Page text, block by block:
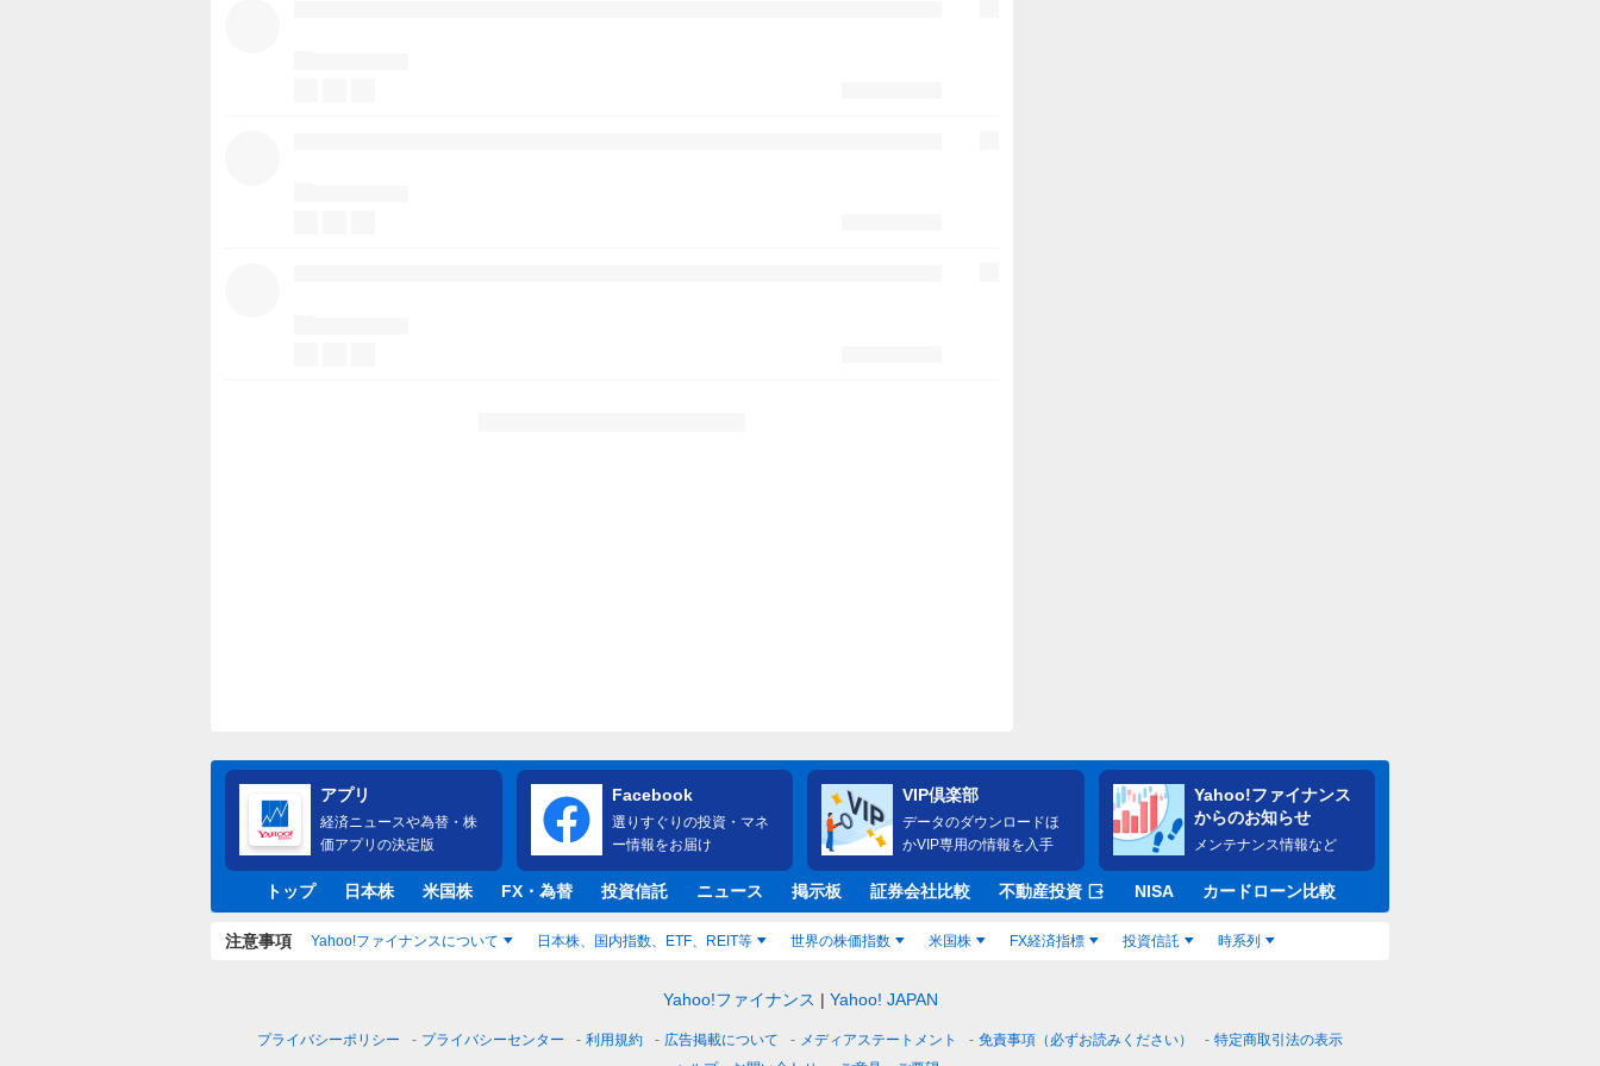
アプリ
経済ニュースや為替・株
価アプリの決定版
Facebook
選りすぐりの投資・マネ
ー情報をお届け
VIP倶楽部
データのダウンロードほ
かVIP専用の情報を入手
Yahoo!ファイナンス
からのお知らせ
メンテナンス情報など
トップ 日本株 米国株 FX・為替 投資信託 ニュース 掲示板 証券会社比較 不動産投資 NISA カードローン比較
注意事項 Yahoo!ファイナンスについて 日本株、国内指数、ETF、REIT等 世界の株価指数 米国株 FX経済指標 投資信託 時系列
Yahoo!ファイナンス Yahoo! JAPAN
プライバシーポリシー プライバシーセンター 利用規約 広告掲載について メディアステートメント 免責事項（必ずお読みください）
特定商取引法の表示